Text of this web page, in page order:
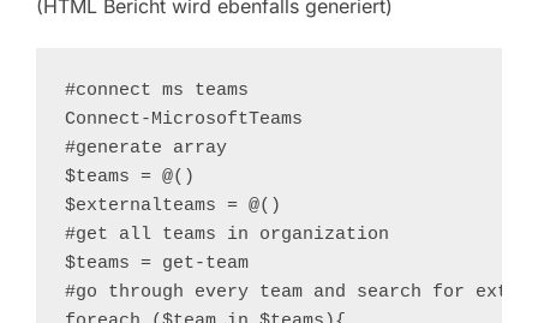
(HTML Bericht wird ebenfalls generiert)
#generate array
$teams = @()
$externalteams = @()
#get all teams in organization
$teams = get-team
#go through every team and search for